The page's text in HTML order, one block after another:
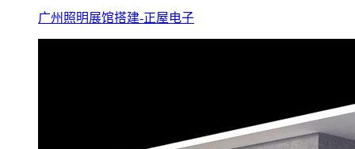
广州照明展馆搭建-正屋电子